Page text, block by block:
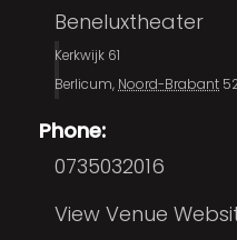
Beneluxtheater
Kerkwijk 61
Berlicum, Noord-Brabant
Phone:
0735032016
View Venue